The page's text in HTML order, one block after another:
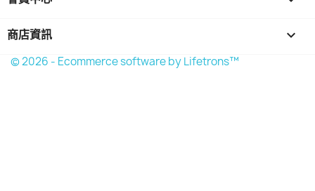
商店資訊 keyboard_arrow_down
© 2026 - Ecommerce software by Lifetrons™